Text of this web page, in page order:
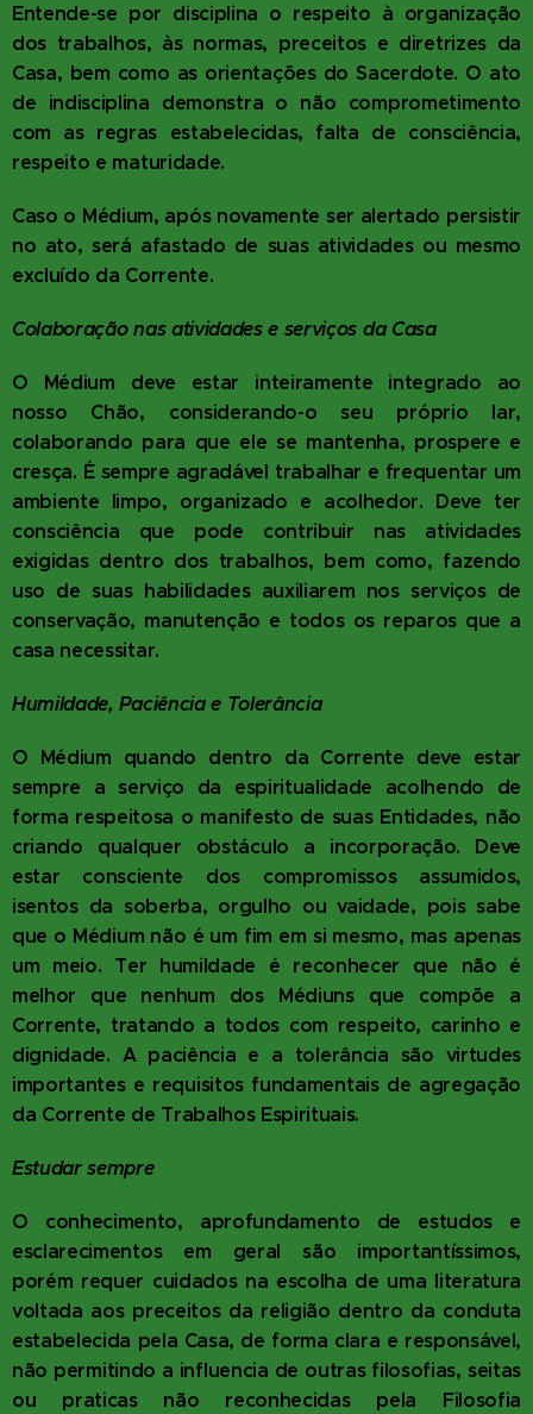
Entende-se por disciplina o respeito à organização
dos trabalhos, às normas, preceitos e diretrizes da
Casa, bem como as orientações do Sacerdote. O ato
de indisciplina demonstra o não comprometimento
com as regras estabelecidas, falta de consciência,
respeito e maturidade.
Caso o Médium, após novamente ser alertado persistir
no ato, será afastado de suas atividades ou mesmo
excluído da Corrente.
Colaboração nas atividades e serviços da Casa
O Médium deve estar inteiramente integrado ao
nosso Chão, considerando-o seu próprio lar,
colaborando para que ele se mantenha, prospere e
cresça. É sempre agradável trabalhar e frequentar um
ambiente limpo, organizado e acolhedor. Deve ter
consciência que pode contribuir nas atividades
exigidas dentro dos trabalhos, bem como, fazendo
uso de suas habilidades auxiliarem nos serviços de
conservação, manutenção e todos os reparos que a
casa necessitar.
Humildade, Paciência e Tolerância
O Médium quando dentro da Corrente deve estar
sempre a serviço da espiritualidade acolhendo de
forma respeitosa o manifesto de suas Entidades, não
criando qualquer obstáculo a incorporação. Deve
estar consciente dos compromissos assumidos,
isentos da soberba, orgulho ou vaidade, pois sabe
que o Médium não é um fim em si mesmo, mas apenas
um meio. Ter humildade é reconhecer que não é
melhor que nenhum dos Médiuns que compõe a
Corrente, tratando a todos com respeito, carinho e
dignidade. A paciência e a tolerância são virtudes
importantes e requisitos fundamentais de agregação
da Corrente de Trabalhos Espirituais.
Estudar sempre
O conhecimento, aprofundamento de estudos e
esclarecimentos em geral são importantíssimos,
porém requer cuidados na escolha de uma literatura
voltada aos preceitos da religião dentro da conduta
estabelecida pela Casa, de forma clara e responsável,
não permitindo a influencia de outras filosofias, seitas
ou praticas não reconhecidas pela Filosofia